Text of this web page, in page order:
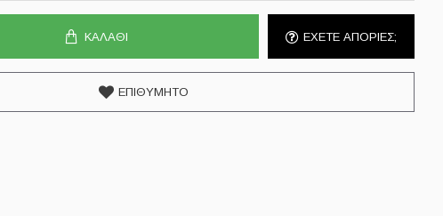
ΚΑΛΆΘΙ ΕΧΕΤΕ ΑΠΟΡΙΕΣ;
ΕΠΙΘΥΜΗΤΌ